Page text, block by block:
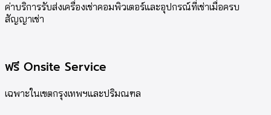
ค่าบริการรับส่งเครื่องเช่าคอมพิวเตอร์และอุปกรณ์ที่เช่าเมื่อครบ
สัญญาเช่า
ฟรี Onsite Service
เฉพาะในเขตกรุงเทพฯและปริมณฑล